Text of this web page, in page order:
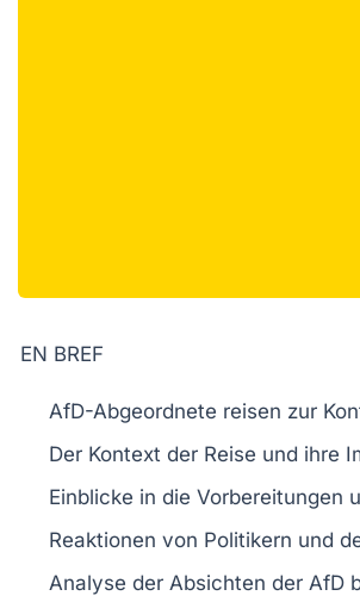
EN BREF
AfD-Abgeordnete reisen zur
Der Kontext der Reise und ihre
Einblicke in die Vorbereitungen
Reaktionen von Politikern und
Analyse der Absichten der AfD